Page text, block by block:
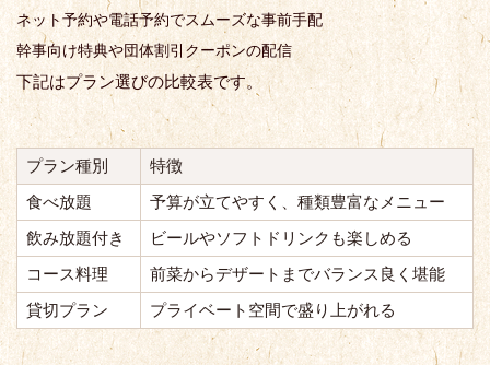
ネット予約や電話予約でスムーズな事前手配
幹事向け特典や団体割引クーポンの配信
下記はプラン選びの比較表です。
プラン種別
特徴
食べ放題
予算が立てやすく、種類豊富なメニュー
飲み放題付き
ビールやソフトドリンクも楽しめる
コース料理
前菜からデザートまでバランス良く堪能
貸切プラン
プライベート空間で盛り上がれる